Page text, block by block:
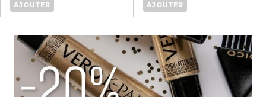
AJOUTER AJOUTER